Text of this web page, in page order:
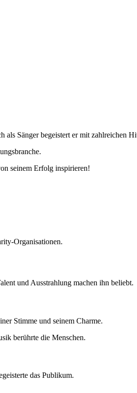
als Sänger begeistert er mit zahlreichen
seinem Erfolg inspirieren!
Organisationen.
und Ausstrahlung machen ihn beliebt.
Stimme und seinem Charme.
berührte die Menschen.
das Publikum.